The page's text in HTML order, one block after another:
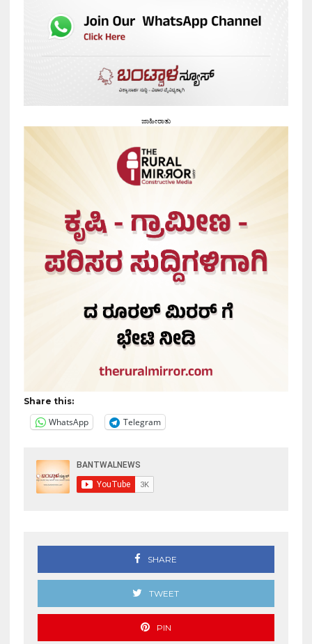
ಜಾಹೀರಾತು
Share this:
WhatsApp Telegram
SHARE
TWEET
PIN